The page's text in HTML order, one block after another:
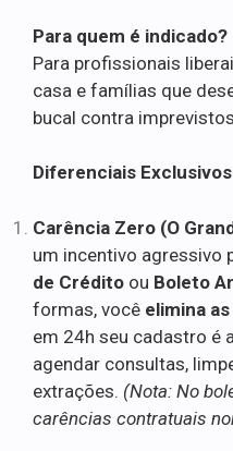
Para quem é indicado?
Para profissionais
casa e famílias que
bucal contra
Diferenciais
Carência Zero (O
um incentivo agressivo
de Crédito ou Boleto
formas, você elimina
em 24h seu cadastro é
agendar consultas,
extrações. (Nota: No
carências contratuais